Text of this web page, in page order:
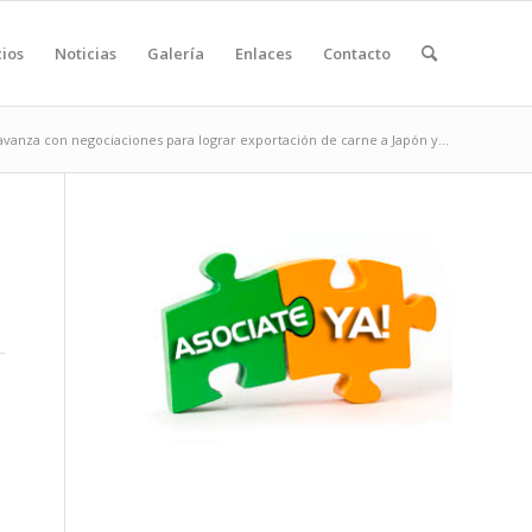
Noticias Galería Enlaces Contacto
con negociaciones para lograr exportación de carne a Japón y...